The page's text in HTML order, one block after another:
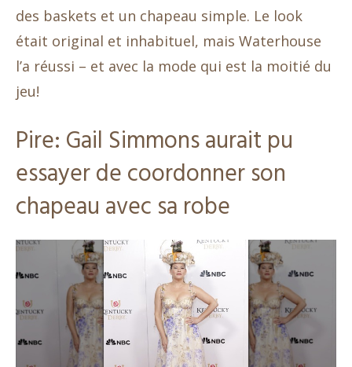
des baskets et un chapeau simple. Le look
était original et inhabituel, mais Waterhouse
l’a réussi – et avec la mode qui est la moitié du
jeu!
Pire: Gail Simmons aurait pu
essayer de coordonner son
chapeau avec sa robe